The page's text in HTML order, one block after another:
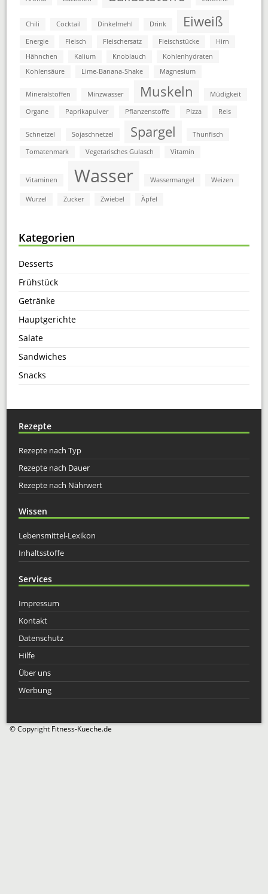
Chili Cocktail Dinkelmehl Drink Eiweiß
Energie Fleisch Fleischersatz Fleischstücke
Hirn
Hähnchen
Kalium Knoblauch
Kohlenhydraten
Kohlensäure
Lime-Banana-Shake Magnesium
Mineralstoffen Minzwasser Muskeln Müdigkeit
Organe Paprikapulver Pflanzenstoffe Pizza Reis
Schnetzel Sojaschnetzel Spargel Thunfisch
Tomatenmark Vegetarisches Gulasch Vitamin
Vitaminen Wasser Wassermangel Weizen
Wurzel Zucker Zwiebel Äpfel
Kategorien
Desserts
Frühstück
Getränke
Hauptgerichte
Salate
Sandwiches
Snacks
Rezepte
Rezepte nach Typ
Rezepte nach Dauer
Rezepte nach Nährwert
Wissen
Lebensmittel-Lexikon
Inhaltsstoffe
Services
Impressum
Kontakt
Datenschutz
Hilfe
Über uns
Werbung
© Copyright Fitness-Kueche.de